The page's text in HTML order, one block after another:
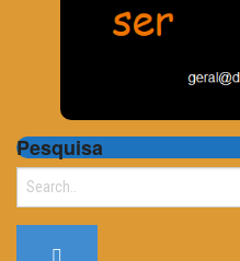
Pesquisa
Search